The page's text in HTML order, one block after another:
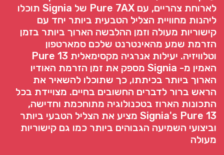
לארוחת צהריים, עם Pure 7AX של Signia תוכלו
ליהנות מחוויית הצליל הטבעית ביותר יחד עם
קישוריות מעולה וזמן ההלבשה הארוך ביותר בזמן
הזרמת שמע מהאינטרנט שלכם סמארטפון
וטלוויזיה. יעילות אנרגיה מקסימאלית Pure 13
האמין מ- Signia מספק את זמן הזרמת האודיו
הארוך ביותר בכיתתו, כך שתוכלו להשאיר את
הראש ברור לדברים החשובים בחיים. מצויידת בכל
התכונות הארוז בטכנולוגיה מתוחכמת וחדישה,
Signia's Pure 13 מציע את הצליל הטבעי ביותר
וביצועי השמיעה הגבוהים ביותר כמו גם קישוריות
מעולה